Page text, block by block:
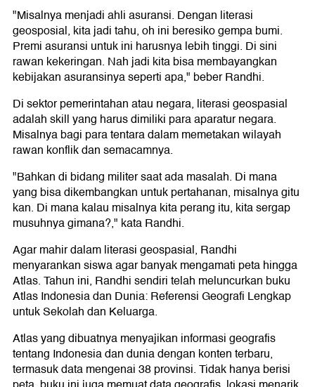
"Misalnya menjadi ahli asuransi. Dengan literasi
geosposial, kita jadi tahu, oh ini beresiko gempa bumi.
Premi asuransi untuk ini harusnya lebih tinggi. Di sini
rawan kekeringan. Nah jadi kita bisa membayangkan
kebijakan asuransinya seperti apa," beber Randhi.
Di sektor pemerintahan atau negara, literasi geospasial
adalah skill yang harus dimiliki para aparatur negara.
Misalnya bagi para tentara dalam memetakan wilayah
rawan konflik dan semacamnya.
"Bahkan di bidang militer saat ada masalah. Di mana
yang bisa dikembangkan untuk pertahanan, misalnya gitu
kan. Di mana kalau misalnya kita perang itu, kita sergap
musuhnya gimana?," kata Randhi.
Agar mahir dalam literasi geospasial, Randhi
menyarankan siswa agar banyak mengamati peta hingga
Atlas. Tahun ini, Randhi sendiri telah meluncurkan buku
Atlas Indonesia dan Dunia: Referensi Geografi Lengkap
untuk Sekolah dan Keluarga.
Atlas yang dibuatnya menyajikan informasi geografis
tentang Indonesia dan dunia dengan konten terbaru,
termasuk data mengenai 38 provinsi. Tidak hanya berisi